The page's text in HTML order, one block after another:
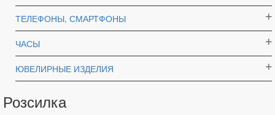
ТЕЛЕФОНЫ, СМАРТФОНЫ
ЧАСЫ
ЮВЕЛИРНЫЕ ИЗДЕЛИЯ
Розсилка